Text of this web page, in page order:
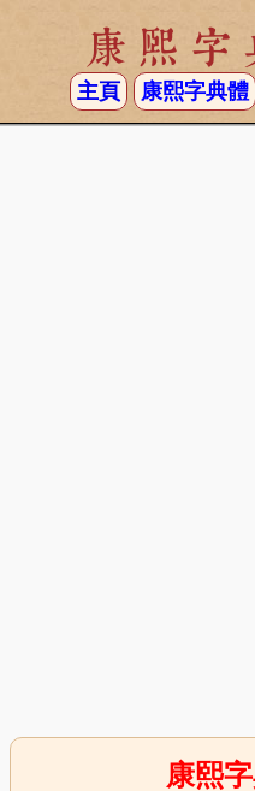
康熙字
主頁 康熙字典體
康熙